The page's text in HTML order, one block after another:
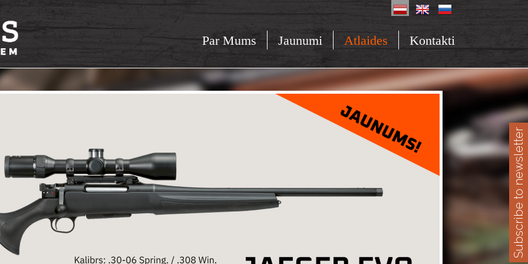
Par Mums Jaunumi Atlaides Kontakti
Subscribe to newsletter